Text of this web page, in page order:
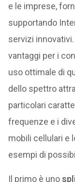
e le imprese,
supportando
servizi
vantaggi per i
uso ottimale di
dello spettro
particolari
frequenze e i
mobili cellulari e
esempi di
Il primo è uno